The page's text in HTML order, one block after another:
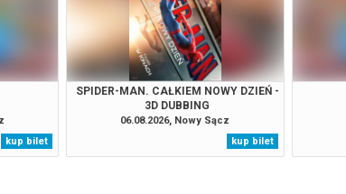
kup bilet
SPIDER-MAN. CAŁKIEM NOWY DZIEŃ -
3D DUBBING
06.08.2026, Nowy Sącz
kup bilet